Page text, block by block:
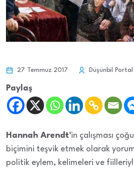
27 Temmuz 2017 Düşünbil Portal
Paylaş
Hannah Arendt‘in çalışması
biçimini teşvik etmek olarak
politik eylem, kelimeleri ve